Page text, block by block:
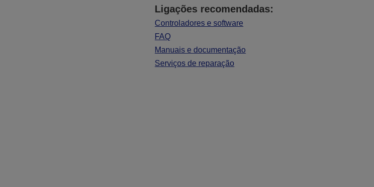
Ligações recomendadas:
Controladores e software
FAQ
Manuais e documentação
Serviços de reparação